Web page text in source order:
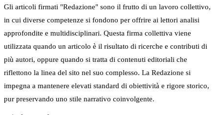
Gli articoli firmati "Redazione" sono il frutto di un lavoro collettivo,
in cui diverse competenze si fondono per offrire ai lettori analisi
approfondite e multidisciplinari. Questa firma collettiva viene
utilizzata quando un articolo è il risultato di ricerche e contributi di
più autori, oppure quando si tratta di contenuti editoriali che
riflettono la linea del sito nel suo complesso. La Redazione si
impegna a mantenere elevati standard di obiettività e rigore storico,
pur preservando uno stile narrativo coinvolgente.